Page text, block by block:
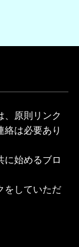
、原則リンク
絡は必要あり
に始めるブロ
をしていただ